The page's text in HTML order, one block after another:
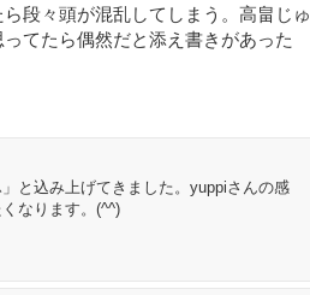
段々頭が混乱してしまう。高畠じゅ
てたら偶然だと添え書きがあった
と込み上げてきました。yuppiさんの感
なります。(^^)